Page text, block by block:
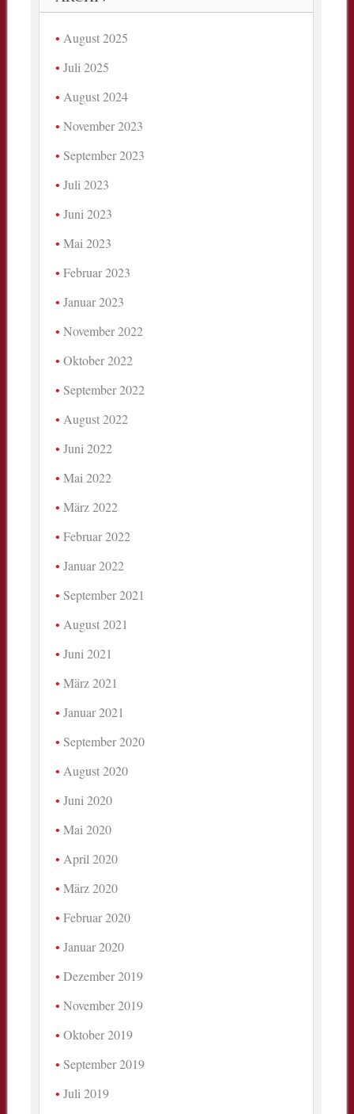
August 2025
Juli 2025
August 2024
November 2023
September 2023
Juli 2023
Juni 2023
Mai 2023
Februar 2023
Januar 2023
November 2022
Oktober 2022
September 2022
August 2022
Juni 2022
Mai 2022
März 2022
Februar 2022
Januar 2022
September 2021
August 2021
Juni 2021
März 2021
Januar 2021
September 2020
August 2020
Juni 2020
Mai 2020
April 2020
März 2020
Februar 2020
Januar 2020
Dezember 2019
November 2019
Oktober 2019
September 2019
Juli 2019